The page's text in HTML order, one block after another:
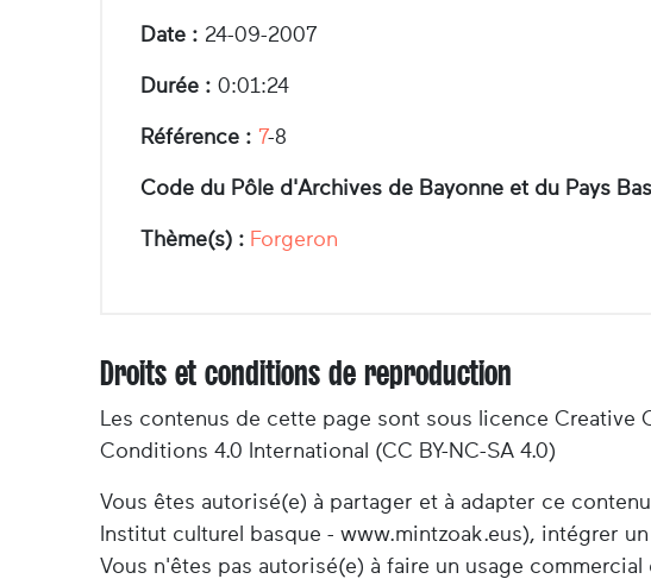
Date : 24-09-2007
Durée : 0:01:24
Référence : 7-8
Code du Pôle d'Archives de Bayonne et du Pays
Thème(s) : Forgeron
Droits et conditions de reproduction
Les contenus de cette page sont sous licence Creative
Conditions 4.0 International (CC BY-NC-SA 4.0)
Vous êtes autorisé(e) à partager et à adapter ce
Institut culturel basque - www.mintzoak.eus), intégrer
Vous n'êtes pas autorisé(e) à faire un usage